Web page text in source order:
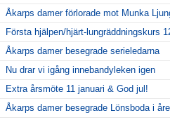
Åkarps damer förlorade mot Munka
Första hjälpen/hjärt-lungräddningskurs
Åkarps damer besegrade serieledarna
Nu drar vi igång innebandyleken igen
Extra årsmöte 11 januari & God jul!
Åkarps damer besegrade Lönsboda i